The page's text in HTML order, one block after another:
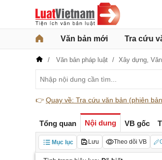
Văn bản mới Tra cứu
Văn bản pháp luật Xây dựng,
👉 Quay về: Tra cứu văn bản (phiên
Tổng quan Nội dung VB gốc
Mục lục Lưu Theo dõi VB